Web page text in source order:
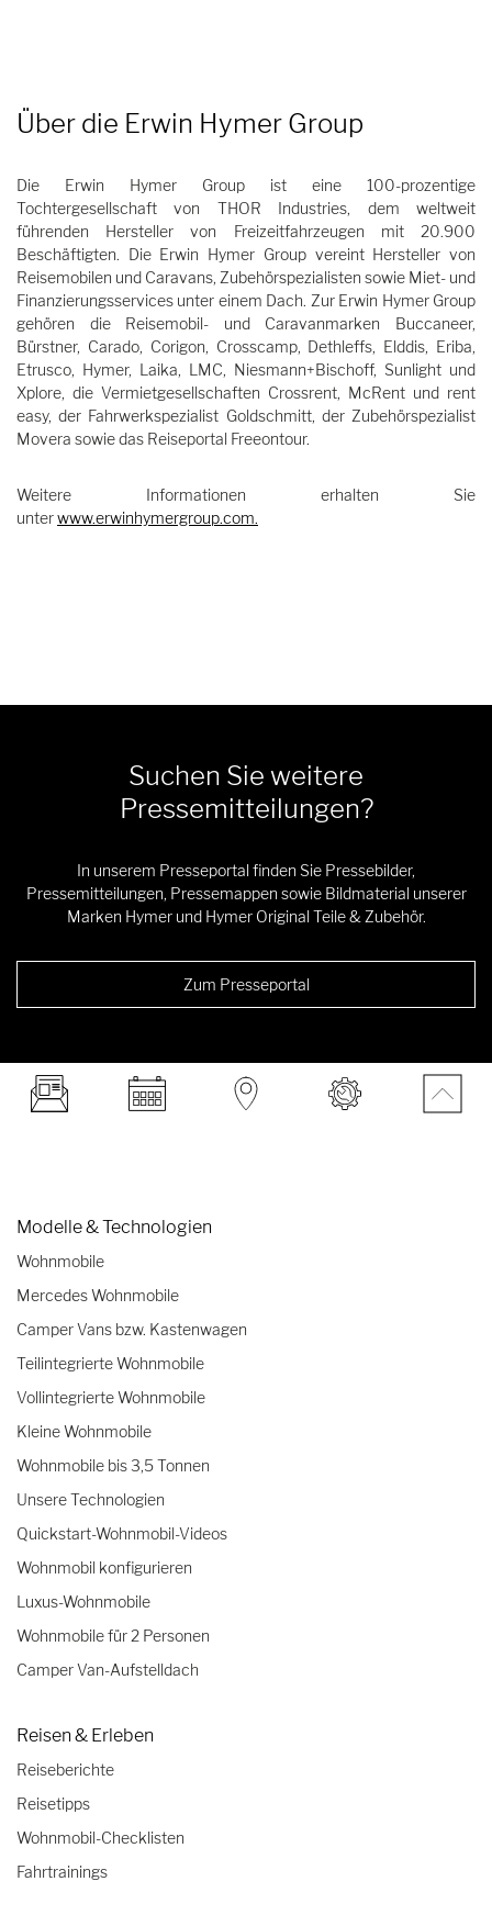
Über die Erwin Hymer Group
Die Erwin Hymer Group ist eine 100-prozentige
Tochtergesellschaft von THOR Industries, dem weltweit
führenden Hersteller von Freizeitfahrzeugen mit 20.900
Beschäftigten. Die Erwin Hymer Group vereint Hersteller von
Reisemobilen und Caravans, Zubehörspezialisten sowie Miet- und
Finanzierungsservices unter einem Dach. Zur Erwin Hymer Group
gehören die Reisemobil- und Caravanmarken Buccaneer,
Bürstner, Carado, Corigon, Crosscamp, Dethleffs, Elddis, Eriba,
Etrusco, Hymer, Laika, LMC, Niesmann+Bischoff, Sunlight und
Xplore, die Vermietgesellschaften Crossrent, McRent und rent
easy, der Fahrwerkspezialist Goldschmitt, der Zubehörspezialist
Movera sowie das Reiseportal Freeontour.
Weitere Informationen erhalten Sie
unterwww.erwinhymergroup.com.
Suchen Sie weitere
Pressemitteilungen?
In unserem Presseportal finden Sie Pressebilder,
Pressemitteilungen, Pressemappen sowie Bildmaterial unserer
Marken Hymer und Hymer Original Teile & Zubehör.
Zum Presseportal
Modelle & Technologien
Wohnmobile
Mercedes Wohnmobile
Camper Vans bzw. Kastenwagen
Teilintegrierte Wohnmobile
Vollintegrierte Wohnmobile
Kleine Wohnmobile
Wohnmobile bis 3,5 Tonnen
Unsere Technologien
Quickstart-Wohnmobil-Videos
Wohnmobil konfigurieren
Luxus-Wohnmobile
Wohnmobile für 2 Personen
Camper Van-Aufstelldach
Reisen & Erleben
Reiseberichte
Reisetipps
Wohnmobil-Checklisten
Fahrtrainings